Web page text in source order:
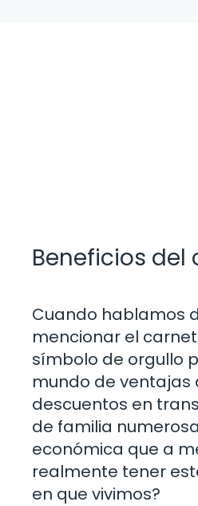
Beneficios
Cuando hablamos
mencionar el
símbolo de orgullo
mundo de ventajas
descuentos en
de familia
económica que a
realmente tener
en que vivimos?